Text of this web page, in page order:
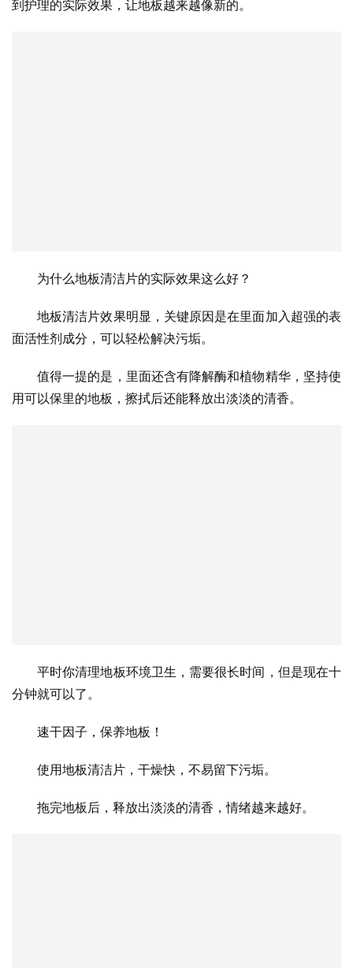
到护理的实际效果，让地板越来越像新的。
为什么地板清洁片的实际效果这么好？
地板清洁片效果明显，关键原因是在里面加入超强的表
面活性剂成分，可以轻松解决污垢。
值得一提的是，里面还含有降解酶和植物精华，坚持使
用可以保里的地板，擦拭后还能释放出淡淡的清香。
平时你清理地板环境卫生，需要很长时间，但是现在十
分钟就可以了。
速干因子，保养地板！
使用地板清洁片，干燥快，不易留下污垢。
拖完地板后，释放出淡淡的清香，情绪越来越好。